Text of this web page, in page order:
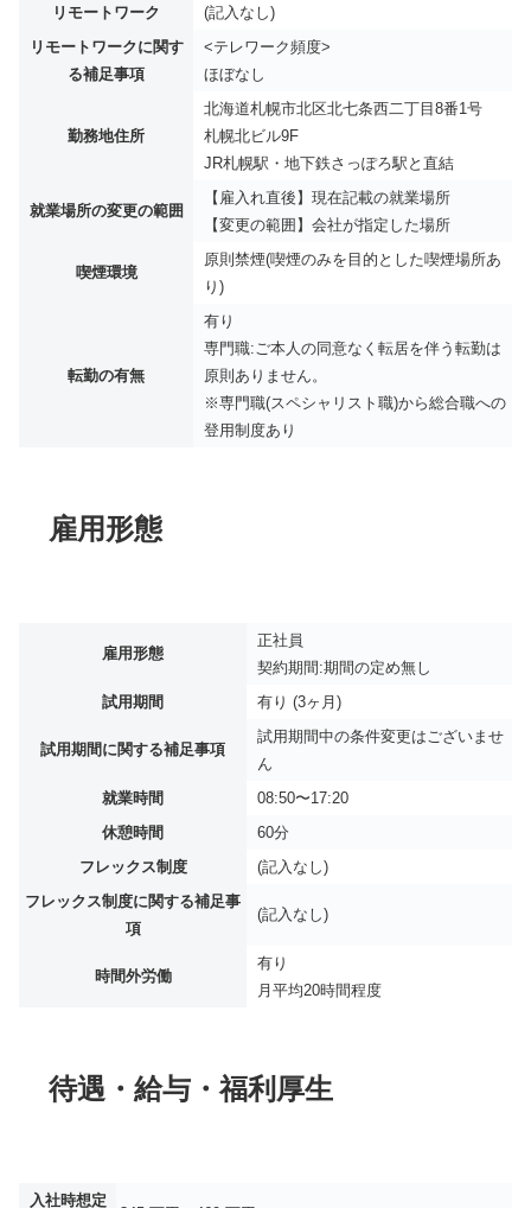
リモートワーク
(記入なし)
リモートワークに関す
る補足事項
<テレワーク頻度>
ほぼなし
勤務地住所
北海道札幌市北区北七条西二丁目8番1号
札幌北ビル9F
JR札幌駅・地下鉄さっぽろ駅と直結
就業場所の変更の範囲
【雇入れ直後】現在記載の就業場所
【変更の範囲】会社が指定した場所
喫煙環境
原則禁煙(喫煙のみを目的とした喫煙場所あ
り)
転勤の有無
有り
専門職:ご本人の同意なく転居を伴う転勤は
原則ありません。
※専門職(スペシャリスト職)から総合職への
登用制度あり
雇用形態
雇用形態
正社員
契約期間:期間の定め無し
試用期間
有り (3ヶ月)
試用期間に関する補足事項
試用期間中の条件変更はございませ
ん
就業時間
08:50〜17:20
休憩時間
60分
フレックス制度
(記入なし)
フレックス制度に関する補足事
項
(記入なし)
時間外労働
有り
月平均20時間程度
待遇・給与・福利厚生
入社時想定